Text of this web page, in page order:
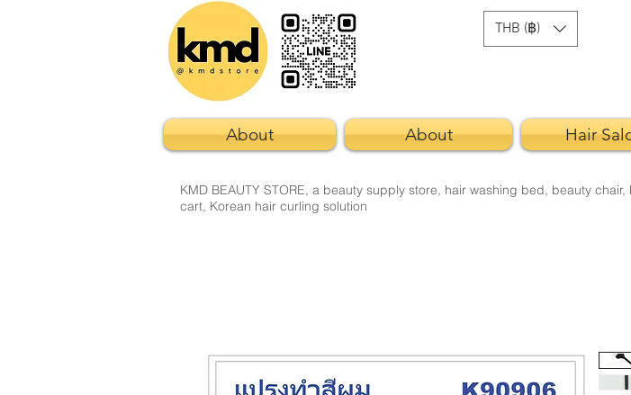
THB (฿)
About About Hair
KMD BEAUTY STORE, a beauty supply store, hair washing bed, beauty
cart, Korean hair curling solution